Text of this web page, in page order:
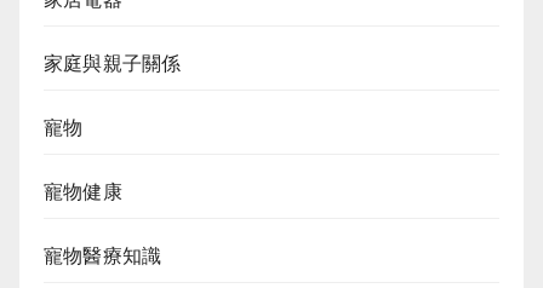
家庭與親子關係
寵物
寵物健康
寵物醫療知識